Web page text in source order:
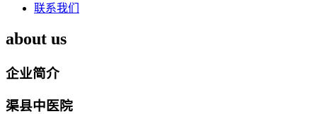
联系我们
about us
企业简介
渠县中医院